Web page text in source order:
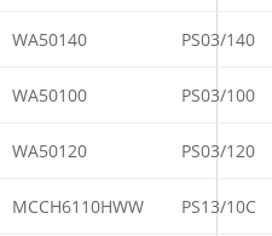
WA50140 PS03/140
WA50100 PS03/100
WA50120 PS03/120
MCCH6110HWW PS13/10C